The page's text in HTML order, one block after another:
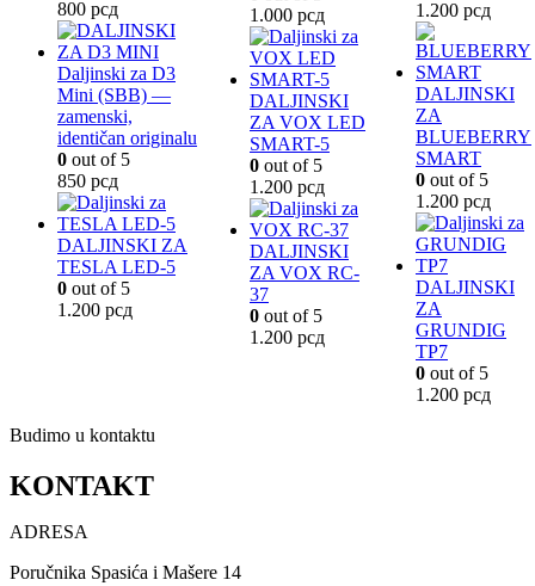
800 рсд
Daljinski za D3
Mini (SBB) —
zamenski,
identičan originalu
0 out of 5
850 рсд
DALJINSKI ZA
TESLA LED-5
0 out of 5
1.200 рсд
1.000 рсд
DALJINSKI
ZA VOX LED
SMART-5
0 out of 5
1.200 рсд
DALJINSKI
ZA VOX RC-
37
0 out of 5
1.200 рсд
1.200 рсд
DALJINSKI
ZA
BLUEBERRY
SMART
0 out of 5
1.200 рсд
DALJINSKI
ZA
GRUNDIG
TP7
0 out of 5
1.200 рсд
Budimo u kontaktu
KONTAKT
ADRESA
Poručnika Spasića i Mašere 14